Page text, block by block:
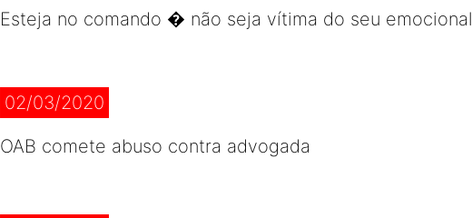
Esteja no comando � não seja vítima do seu emocional
02/03/2020
OAB comete abuso contra advogada